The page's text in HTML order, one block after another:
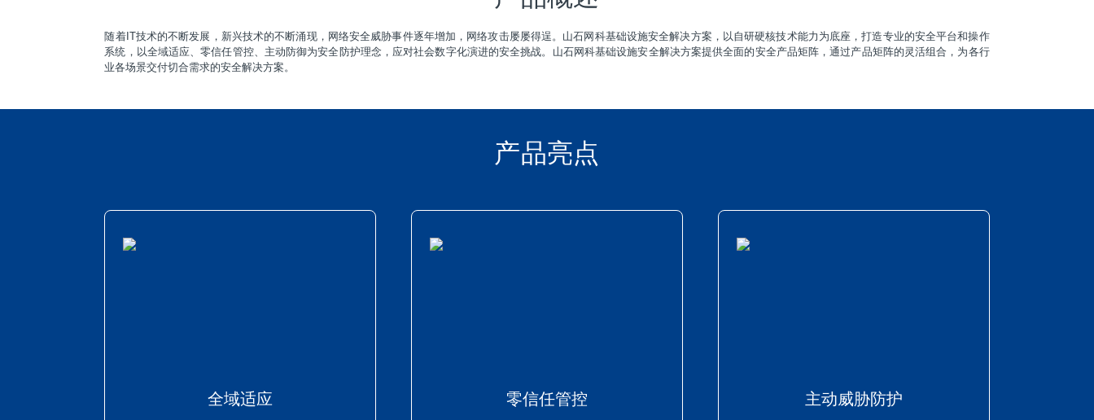
随着IT技术的不断发展，新兴技术的不断涌现，网络安全威胁事件逐年增加，网络攻击屡屡得逞。山石网科基础设施安全解决方案，以自研硬核技术能力为底座，打造专业的安全平台和操作
系统，以全域适应、零信任管控、主动防御为安全防护理念，应对社会数字化演进的安全挑战。山石网科基础设施安全解决方案提供全面的安全产品矩阵，通过产品矩阵的灵活组合，为各行
业各场景交付切合需求的安全解决方案。
产品亮点
全域适应 零信任管控 主动威胁防护